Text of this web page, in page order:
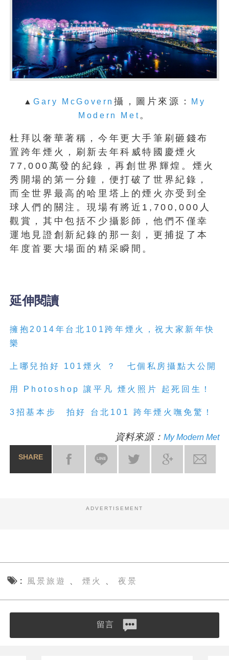
▲Gary McGovern 攝，圖片來源：
My
Modern Met。
杜拜以奢華著稱，今年更大手筆刷砸錢布
置跨年煙火，刷新去年科威特國慶煙火
77,000萬發的紀錄，再創世界輝煌。煙火
秀開場的第一分鐘，便打破了世界紀錄，
而全世界最高的哈里塔上的煙火亦受到全
球人們的關注。現場有將近1,700,000人
觀賞，其中包括不少攝影師，他們不僅幸
運地見證創新紀錄的那一刻，更捕捉了本
年度首要大場面的精采瞬間。
延伸閱讀
擁抱2014年台北101跨年煙火，祝大家新年快
樂
上哪兒拍好 101 煙 火 ？ 七個私房攝點大公開
用 Photoshop 讓平凡 煙 火 照片 起死回生！
3招基本步 拍好 台北101 跨年煙 火 嘸免驚！
資料來源： My Modern Met
SHARE
ADVERTISEMENT
風景旅遊 、 煙火 、 夜景
留言